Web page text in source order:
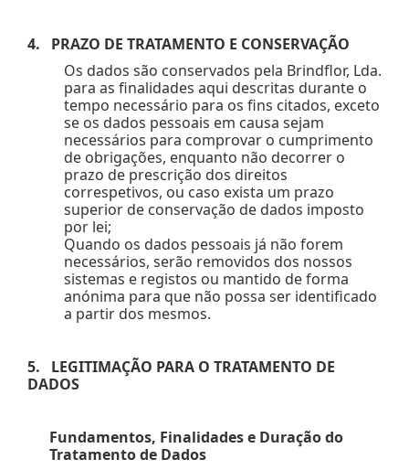
4. PRAZO DE TRATAMENTO E CONSERVAÇÃO
Os dados são conservados pela Brindflor, Lda.
para as finalidades aqui descritas durante o
tempo necessário para os fins citados, exceto
se os dados pessoais em causa sejam
necessários para comprovar o cumprimento
de obrigações, enquanto não decorrer o
prazo de prescrição dos direitos
correspetivos, ou caso exista um prazo
superior de conservação de dados imposto
por lei;
Quando os dados pessoais já não forem
necessários, serão removidos dos nossos
sistemas e registos ou mantido de forma
anónima para que não possa ser identificado
a partir dos mesmos.
5. LEGITIMAÇÃO PARA O TRATAMENTO DE
DADOS
Fundamentos, Finalidades e Duração do
Tratamento de Dados